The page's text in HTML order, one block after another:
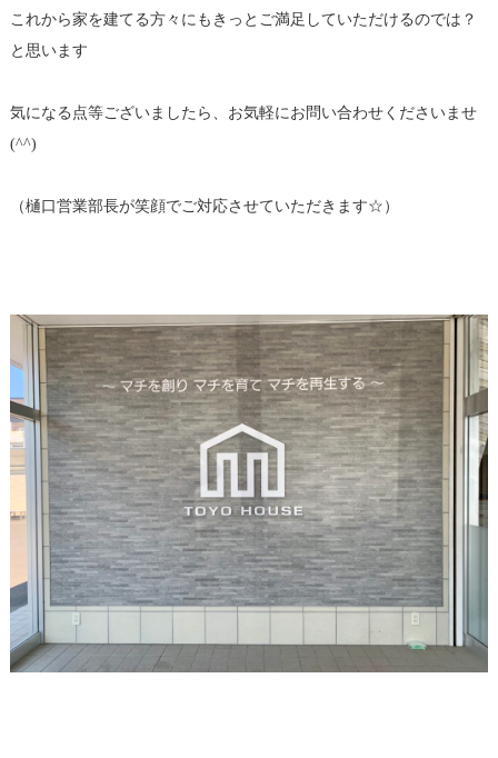
これから家を建てる方々にもきっとご満足していただけるのでは？
と思います
気になる点等ございましたら、お気軽にお問い合わせくださいませ
(^^)
（樋口営業部長が笑顔でご対応させていただきます☆）